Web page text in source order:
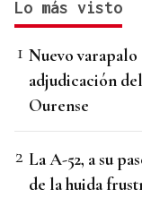
Lo más visto
Nuevo varapalo
adjudicación
Ourense
La A-52, a su
de la huida